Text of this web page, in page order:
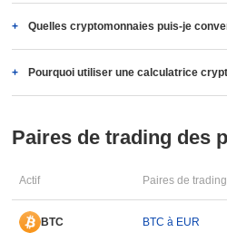
Quelles cryptomonnaies puis-je
Pourquoi utiliser une calculatrice
Paires de trading des
Actif Paires de trading
BTC BTC à EUR